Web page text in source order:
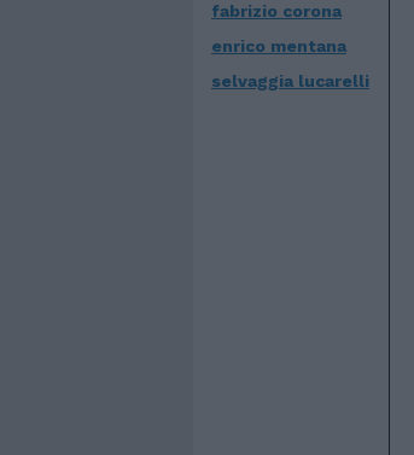
fabrizio corona
enrico mentana
selvaggia lucarelli